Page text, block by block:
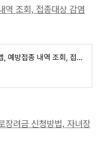
역 조회, 접종대상 감염
예방접종 도우미 앱, 예방접종 내역 조회, 접종대상 감염병 조회
장려금 신청방법, 자녀장